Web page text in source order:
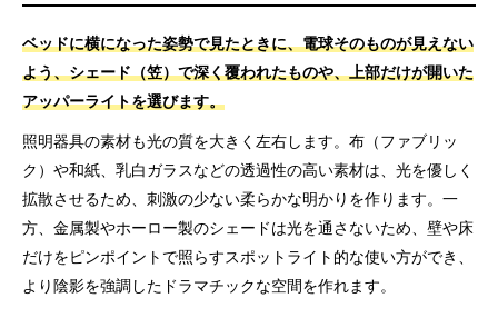
ベッドに横になった姿勢で見たときに、電球そのものが見えない
よう、シェード（笠）で深く覆われたものや、上部だけが開いた
アッパーライトを選びます。
照明器具の素材も光の質を大きく左右します。布（ファブリッ
ク）や和紙、乳白ガラスなどの透過性の高い素材は、光を優しく
拡散させるため、刺激の少ない柔らかな明かりを作ります。一
方、金属製やホーロー製のシェードは光を通さないため、壁や床
だけをピンポイントで照らすスポットライト的な使い方ができ、
より陰影を強調したドラマチックな空間を作れます。